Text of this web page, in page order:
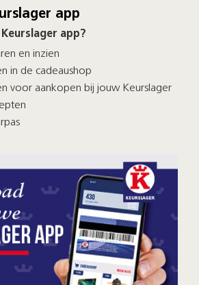
app
app?
en inzien
in de cadeaushop
voor aankopen bij jouw Keurslager